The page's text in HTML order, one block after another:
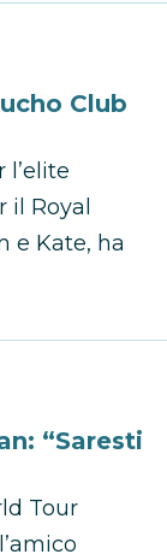
Club
l’elite
Royal
e Kate, ha
“Saresti
Tour